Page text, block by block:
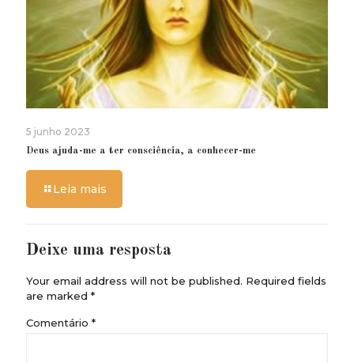
5 junho 2023
Deus ajuda-me a ter consciência, a conhecer-me
Leia mais
Deixe uma resposta
Your email address will not be published. Required fields
are marked *
Comentário *